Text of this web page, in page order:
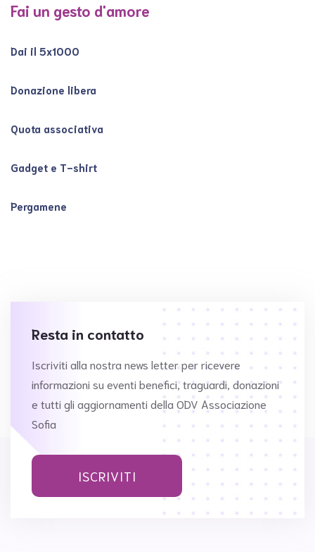
Fai un gesto d'amore
Dai il 5x1000
Donazione libera
Quota associativa
Gadget e T-shirt
Pergamene
Resta in contatto
Iscriviti alla nostra news letter per ricevere
informazioni su eventi benefici, traguardi, donazioni
e tutti gli aggiornamenti della ODV Associazione
Sofia
ISCRIVITI